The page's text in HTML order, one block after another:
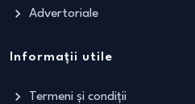
Advertoriale
Informații utile
Termeni și condiții